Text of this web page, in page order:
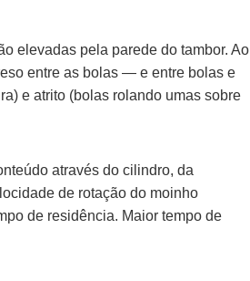
elevadas pela parede do tambor. Ao
entre as bolas — e entre bolas e
e atrito (bolas rolando umas sobre
através do cilindro, da
de rotação do moinho
de residência. Maior tempo de